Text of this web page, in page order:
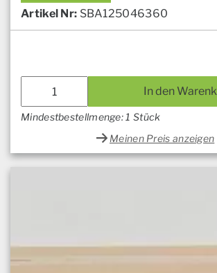
Artikel Nr: SBA125046360
In den
Mindestbestellmenge: 1 Stück
Meinen Preis anzeigen